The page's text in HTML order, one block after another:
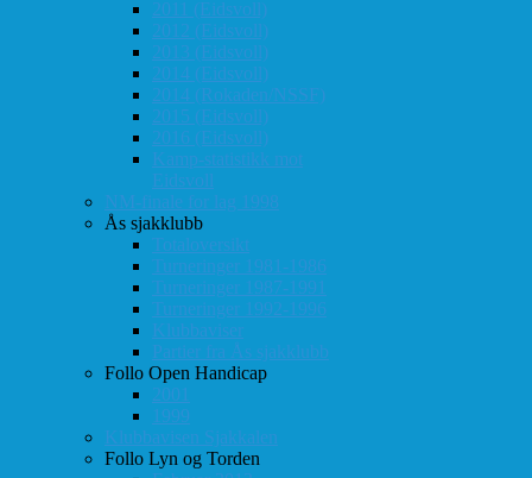
2011 (Eidsvoll)
2012 (Eidsvoll)
2013 (Eidsvoll)
2014 (Eidsvoll)
2014 (Rokaden/NSSF)
2015 (Eidsvoll)
2016 (Eidsvoll)
Kamp-statistikk mot
Eidsvoll
NM-finale for lag 1998
Ås sjakklubb
Totaloversikt
Turneringer 1981-1986
Turneringer 1987-1991
Turneringer 1992-1996
Klubbaviser
Partier fra Ås sjakklubb
Follo Open Handicap
2001
1999
Klubbavisen Sjakkalen
Follo Lyn og Torden